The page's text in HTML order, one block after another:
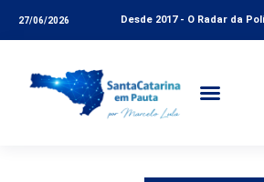
27/06/2026 Desde 2017 - O Radar da